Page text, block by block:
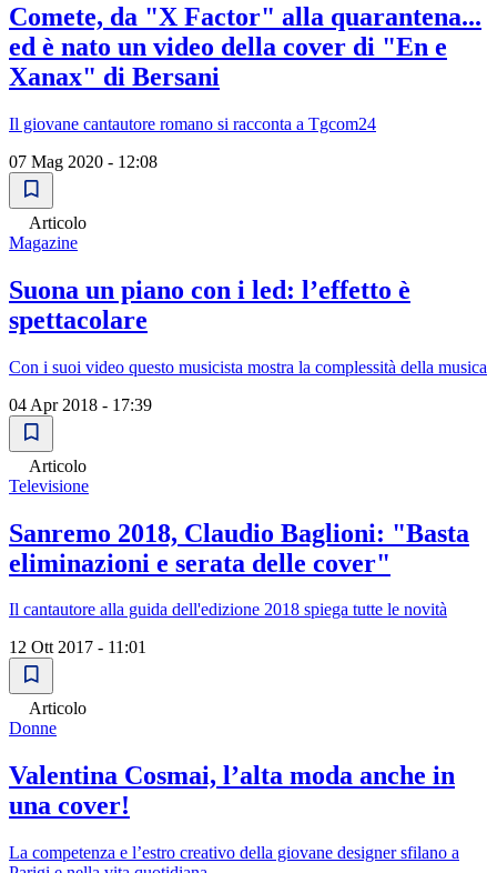
Comete, da "X Factor" alla quarantena...
ed è nato un video della cover di "En e
Xanax" di Bersani
Il giovane cantautore romano si racconta a Tgcom24
07 Mag 2020 - 12:08
Articolo
Magazine
Suona un piano con i led: l’effetto è
spettacolare
Con i suoi video questo musicista mostra la complessità della musica
04 Apr 2018 - 17:39
Articolo
Televisione
Sanremo 2018, Claudio Baglioni: "Basta
eliminazioni e serata delle cover"
Il cantautore alla guida dell'edizione 2018 spiega tutte le novità
12 Ott 2017 - 11:01
Articolo
Donne
Valentina Cosmai, l’alta moda anche in
una cover!
La competenza e l’estro creativo della giovane designer sfilano a